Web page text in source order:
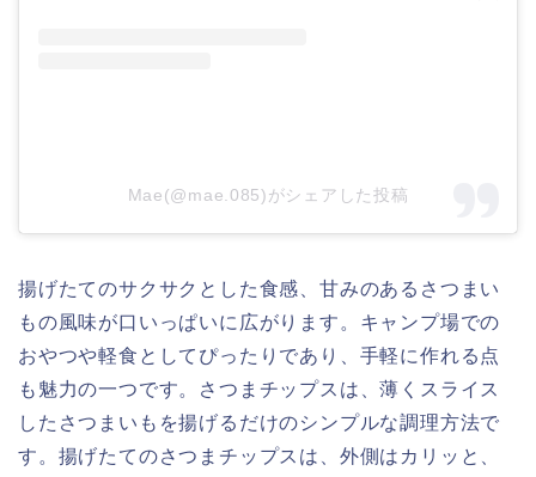
Mae(@mae.085)がシェアした投稿
揚げたてのサクサクとした食感、甘みのあるさつまい
もの風味が口いっぱいに広がります。キャンプ場での
おやつや軽食としてぴったりであり、手軽に作れる点
も魅力の一つです。さつまチップスは、薄くスライス
したさつまいもを揚げるだけのシンプルな調理方法で
す。揚げたてのさつまチップスは、外側はカリッと、